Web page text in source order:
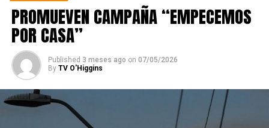
PROMUEVEN CAMPAÑA “EMPECEMOS
POR CASA”
Published 3 meses ago on 07/05/2026
By TV O'Higgins